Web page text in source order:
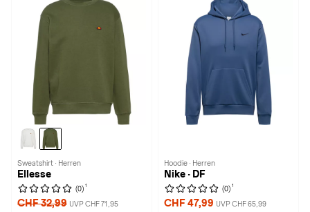
Sweatshirt · Herren
Ellesse
(0) 1
CHF 32,99 UVP CHF 71,95
Hoodie · Herren
Nike · DF
(0) 1
CHF 47,99 UVP CHF 65,99